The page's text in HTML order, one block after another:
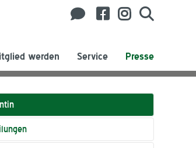
werden Service Presse